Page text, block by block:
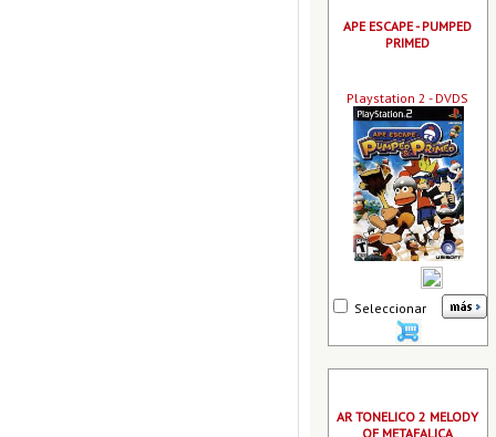
APE ESCAPE - PUMPED
PRIMED
Playstation 2 - DVDS
Seleccionar
AR TONELICO 2 MELODY
OF METAFALICA